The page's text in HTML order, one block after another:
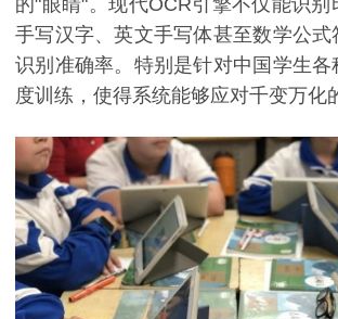
的"眼睛"。现代OCR引擎不仅能识
手写汉字、英文手写体甚至数学公式
识别准确率。特别是针对中国学生各
度训练，使得系统能够应对千变万化